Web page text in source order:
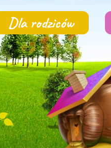
Dla rodziców